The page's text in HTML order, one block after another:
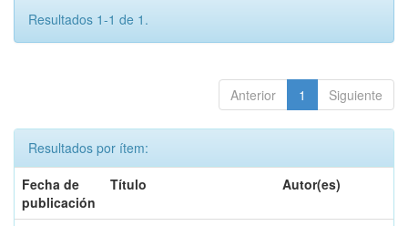
Resultados 1-1 de 1.
Anterior 1 Siguiente
Resultados por ítem:
Fecha de
publicación
Título Autor(es)